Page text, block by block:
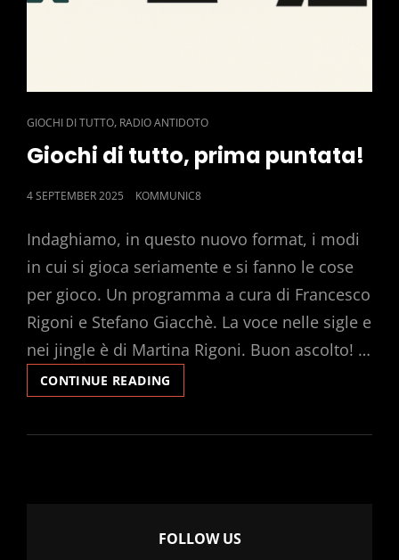
CAT
LINKS
GIOCHI DI TUTTO, RADIO ANTIDOTO
Giochi di tutto, prima puntata!
POSTED
4 SEPTEMBER 2025 KOMMUNIC8
Indaghiamo, in questo nuovo format, i modi
in cui si gioca seriamente e si fanno le cose
per gioco. Un programma a cura di Francesco
Rigoni e Stefano Giacchè. La voce nelle sigle e
nei jingle è di Martina Rigoni. Buon ascolto! …
CONTINUE READING
DI
PRIMA
FOLLOW US